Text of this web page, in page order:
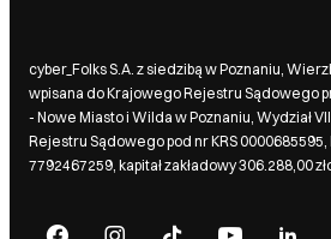
cyber_Folks S.A. z siedzibą w Poznaniu,
wpisana do Krajowego Rejestru Sądowego
- Nowe Miasto i Wilda w Poznaniu, Wydział
Rejestru Sądowego pod nr KRS 0000685595,
7792467259, kapitał zakładowy 306.288,00